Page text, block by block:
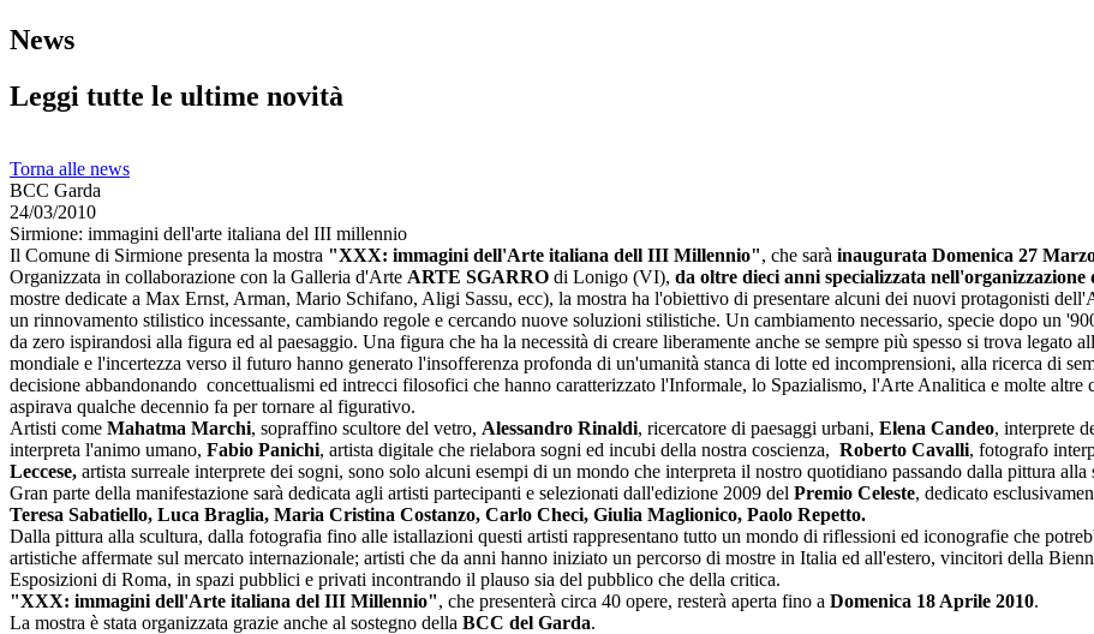
News
Leggi tutte le ultime novità
Torna alle news
BCC Garda
24/03/2010
Sirmione: immagini dell'arte italiana del III millennio
Il Comune di Sirmione presenta la mostra "XXX: immagini dell'Arte italiana dell III Millennio", che sarà inaugurata Domenica 27
Organizzata in collaborazione con la Galleria d'Arte ARTE SGARRO di Lonigo (VI), da oltre dieci anni specializzata
mostre dedicate a Max Ernst, Arman, Mario Schifano, Aligi Sassu, ecc), la mostra ha l'obiettivo di presentare alcuni dei nuovi protagonisti
un rinnovamento stilistico incessante, cambiando regole e cercando nuove soluzioni stilistiche. Un cambiamento necessario, specie dopo un
da zero ispirandosi alla figura ed al paesaggio. Una figura che ha la necessità di creare liberamente anche se sempre più spesso si trova legato
mondiale e l'incertezza verso il futuro hanno generato l'insofferenza profonda di un'umanità stanca di lotte ed incomprensioni, alla ricerca di
decisione abbandonando concettualismi ed intrecci filosofici che hanno caratterizzato l'Informale, lo Spazialismo, l'Arte Analitica e molte
aspirava qualche decennio fa per tornare al figurativo.
Artisti come Mahatma Marchi, sopraffino scultore del vetro, Alessandro Rinaldi, ricercatore di paesaggi urbani, Elena Candeo, interprete
interpreta l'animo umano, Fabio Panichi, artista digitale che rielabora sogni ed incubi della nostra coscienza, Roberto Cavalli, fotografo
Leccese, artista surreale interprete dei sogni, sono solo alcuni esempi di un mondo che interpreta il nostro quotidiano passando dalla pittura
Gran parte della manifestazione sarà dedicata agli artisti partecipanti e selezionati dall'edizione 2009 del Premio Celeste, dedicato
Teresa Sabatiello, Luca Braglia, Maria Cristina Costanzo, Carlo Checi, Giulia Maglionico, Paolo Repetto.
Dalla pittura alla scultura, dalla fotografia fino alle istallazioni questi artisti rappresentano tutto un mondo di riflessioni ed iconografie che
artistiche affermate sul mercato internazionale; artisti che da anni hanno iniziato un percorso di mostre in Italia ed all'estero, vincitori della
Esposizioni di Roma, in spazi pubblici e privati incontrando il plauso sia del pubblico che della critica.
"XXX: immagini dell'Arte italiana del III Millennio", che presenterà circa 40 opere, resterà aperta fino a Domenica 18 Aprile 2010.
La mostra è stata organizzata grazie anche al sostegno della BCC del Garda.